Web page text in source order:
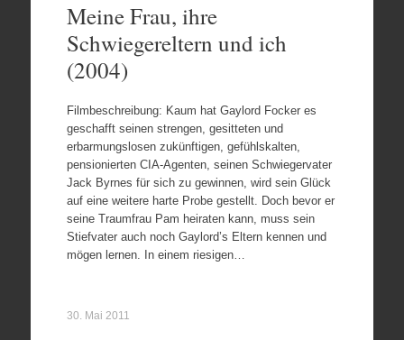
Meine Frau, ihre
Schwiegereltern und ich
(2004)
Filmbeschreibung: Kaum hat Gaylord Focker es
geschafft seinen strengen, gesitteten und
erbarmungslosen zukünftigen, gefühlskalten,
pensionierten CIA-Agenten, seinen Schwiegervater
Jack Byrnes für sich zu gewinnen, wird sein Glück
auf eine weitere harte Probe gestellt. Doch bevor er
seine Traumfrau Pam heiraten kann, muss sein
Stiefvater auch noch Gaylord’s Eltern kennen und
mögen lernen. In einem riesigen…
30. Mai 2011